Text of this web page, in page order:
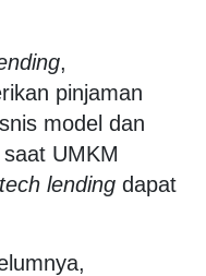
,
pinjaman
model dan
UMKM
lending dapat